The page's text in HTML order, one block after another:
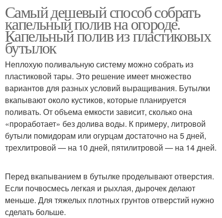
Самый дешевый способ собрать
капельный полив на огороде.
Капельный полив из пластиковых
бутылок
Неплохую поливальную систему можно собрать из
пластиковой тары. Это решение имеет множество
вариантов для разных условий выращивания. Бутылки
вкапывают около кустиков, которые планируется
поливать. От объема емкости зависит, сколько она
«проработает» без долива воды. К примеру, литровой
бутыли помидорам или огурцам достаточно на 5 дней,
трехлитровой — на 10 дней, пятилитровой — на 14 дней.
Перед вкапыванием в бутылке проделывают отверстия.
Если почвосмесь легкая и рыхлая, дырочек делают
меньше. Для тяжелых плотных грунтов отверстий нужно
сделать больше.